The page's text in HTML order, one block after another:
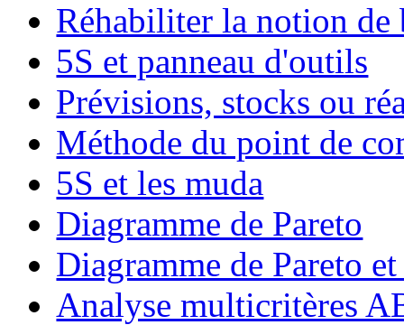
Réhabiliter la notion de
5S et panneau d'outils
Prévisions, stocks ou
Méthode du point de
5S et les muda
Diagramme de Pareto
Diagramme de Pareto
Analyse multicritères